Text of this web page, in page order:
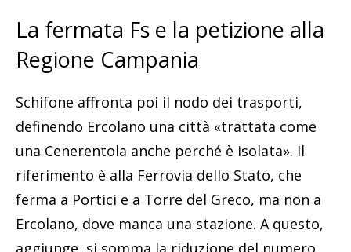
La fermata Fs e la petizione alla
Regione Campania
Schifone affronta poi il nodo dei trasporti,
definendo Ercolano una città «trattata come
una Cenerentola anche perché è isolata». Il
riferimento è alla Ferrovia dello Stato, che
ferma a Portici e a Torre del Greco, ma non a
Ercolano, dove manca una stazione. A questo,
aggiunge, si somma la riduzione del numero